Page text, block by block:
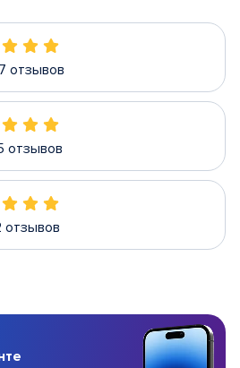
отзывов
отзывов
отзывов